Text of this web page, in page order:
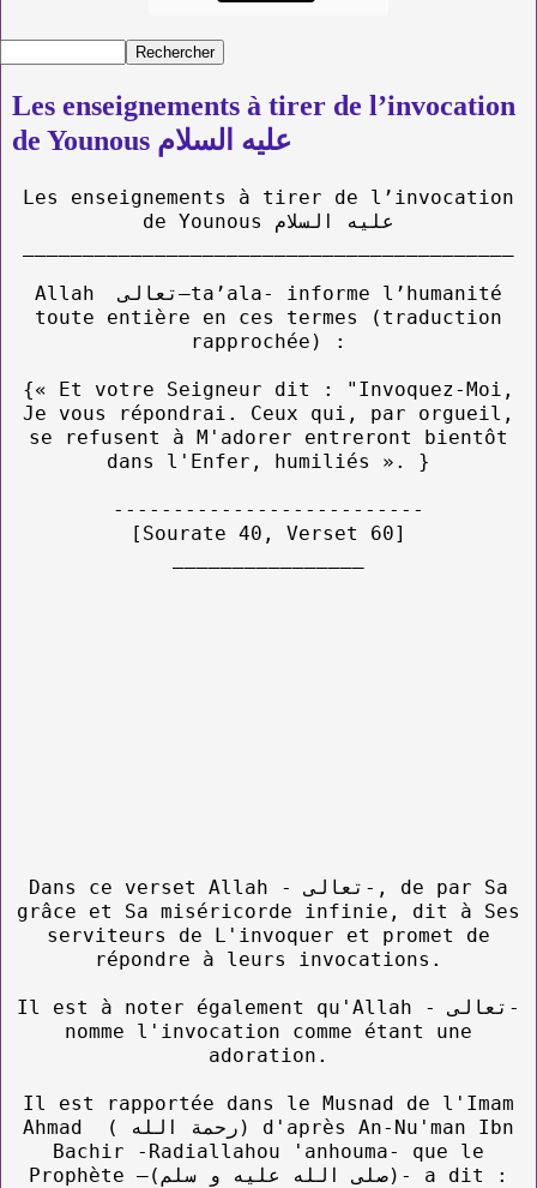
Les enseignements à tirer de l’invocation
de Younous عليه السلام
Les enseignements à tirer de l’invocation
de Younous عليه السلام
Allah تعالى–ta’ala- informe l’humanité
toute entière en ces termes (traduction
rapprochée) :
{« Et votre Seigneur dit : "Invoquez-Moi,
Je vous répondrai. Ceux qui, par orgueil,
se refusent à M'adorer entreront bientôt
dans l'Enfer, humiliés ». }
--------------------------
[Sourate 40, Verset 60]
Dans ce verset Allah - تعالى-, de par Sa
grâce et Sa miséricorde infinie, dit à Ses
serviteurs de L'invoquer et promet de
répondre à leurs invocations.
Il est à noter également qu'Allah - تعالى-
nomme l'invocation comme étant une
adoration.
Il est rapportée dans le Musnad de l'Imam
Ahmad ( رحمة الله) d'après An-Nu'man Ibn
Bachir -Radiallahou 'anhouma- que le
Prophète –(صلى الله عليه و سلم)- a dit :